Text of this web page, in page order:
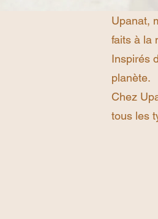
Upanat,
faits à la
Inspirés
planète.
Chez
tous les